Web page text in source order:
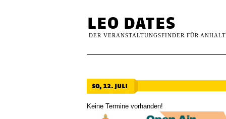
leo dates
DER VERANSTALTUNGSFINDER FÜR ANHALT
so, 12. juli
Keine Termine vorhanden!